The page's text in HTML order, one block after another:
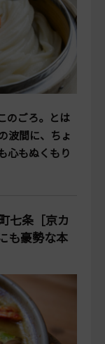
のごろ。とは
波間に、ちょ
心もぬくもり
七条［京カ
も豪勢な本